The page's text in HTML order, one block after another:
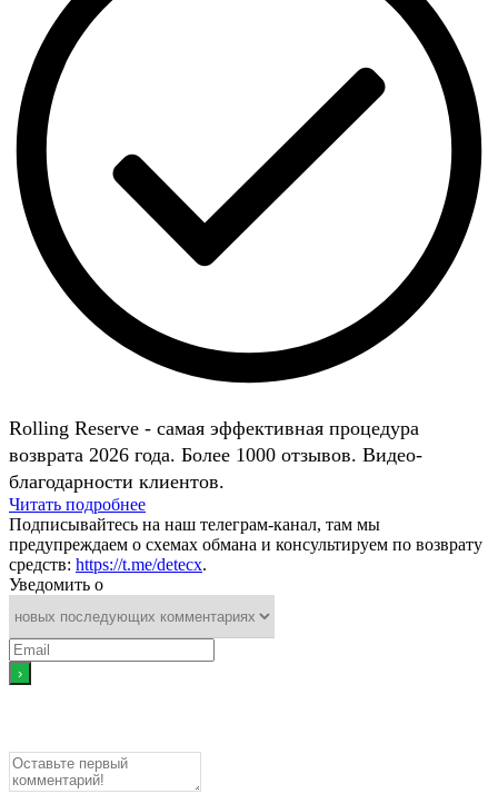
Rolling Reserve - самая эффективная процедура
возврата 2026 года. Более 1000 отзывов. Видео-
благодарности клиентов.
Читать подробнее
Подписывайтесь на наш телеграм-канал, там мы
предупреждаем о схемах обмана и консультируем по возврату
средств: https://t.me/detecx.
Уведомить о